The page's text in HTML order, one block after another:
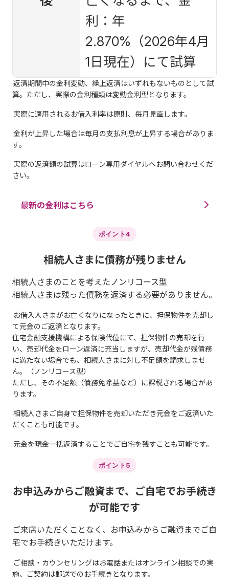
利：年
2.870%（2026年4月
1日現在）にて試算
返済期間中の金利変動、繰上返済はいずれもないものとして試
算。ただし、実際の金利種類は変動金利型となります。
実際に適用されるお借入利率は原則、毎月見直します。
金利が上昇した場合は毎月の支払利息が上昇する場合がありま
す。
実際の返済額の試算はローン専用ダイヤルへお問い合わせくだ
さい。
最新の金利はこちら
ポイント4
相続人さまに債務が残りません
相続人さまのことを考えたノンリコース型
相続人さまは残った債務を返済する必要がありません。
お借入人さまがお亡くなりになったときに、担保物件を売却し
て元金のご返済となります。
住宅金融支援機構による保険代位にて、担保物件の売却を行
い、売却代金をローン返済に充当しますが、売却代金が残債務
に満たない場合でも、相続人さまに対し不足額を請求しませ
ん。（ノンリコース型）
ただし、その不足額（債務免除益など）に課税される場合があ
ります。
相続人さまご自身で担保物件を売却いただき元金をご返済いた
だくことも可能です。
元金を現金一括返済することでご自宅を残すことも可能です。
ポイント5
お申込みからご融資まで、ご自宅でお手続き
が可能です
ご来店いただくことなく、お申込みからご融資までご自
宅でお手続きいただけます。
ご相談・カウンセリングはお電話またはオンライン相談での実
施、ご契約は郵送でのお手続きとなります。